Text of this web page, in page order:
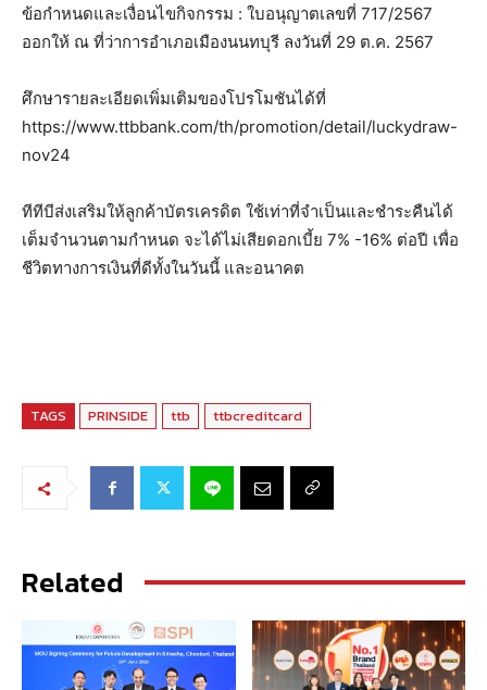
ข้อกำหนดและเงื่อนไขกิจกรรม : ใบอนุญาตเลขที่ 717/2567
ออกให้ ณ ที่ว่าการอำเภอเมืองนนทบุรี ลงวันที่ 29 ต.ค. 2567
ศึกษารายละเอียดเพิ่มเติมของโปรโมชันได้ที่
https://www.ttbbank.com/th/promotion/detail/luckydraw-
nov24
ทีทีบีส่งเสริมให้ลูกค้าบัตรเครดิต ใช้เท่าที่จำเป็นและชำระคืนได้
เต็มจำนวนตามกำหนด จะได้ไม่เสียดอกเบี้ย 7% -16% ต่อปี เพื่อ
ชีวิตทางการเงินที่ดีทั้งในวันนี้ และอนาคต
TAGS PRINSIDE ttb ttbcreditcard
Related